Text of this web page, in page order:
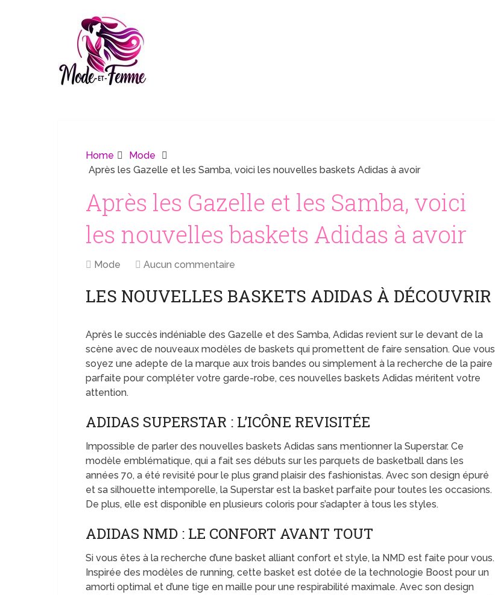
Home
Mode
Après les Gazelle et les Samba, voici les nouvelles baskets Adidas à avoir
Après les Gazelle et les Samba, voici
les nouvelles baskets Adidas à avoir
Mode Aucun commentaire
LES NOUVELLES BASKETS ADIDAS À DÉCOUVRIR
Après le succès indéniable des Gazelle et des Samba, Adidas revient sur le devant de la
scène avec de nouveaux modèles de baskets qui promettent de faire sensation. Que vous
soyez une adepte de la marque aux trois bandes ou simplement à la recherche de la paire
parfaite pour compléter votre garde-robe, ces nouvelles baskets Adidas méritent votre
attention.
ADIDAS SUPERSTAR : L’ICÔNE REVISITÉE
Impossible de parler des nouvelles baskets Adidas sans mentionner la Superstar. Ce
modèle emblématique, qui a fait ses débuts sur les parquets de basketball dans les
années 70, a été revisité pour le plus grand plaisir des fashionistas. Avec son design épuré
et sa silhouette intemporelle, la Superstar est la basket parfaite pour toutes les occasions.
De plus, elle est disponible en plusieurs coloris pour s’adapter à tous les styles.
ADIDAS NMD : LE CONFORT AVANT TOUT
Si vous êtes à la recherche d’une basket alliant confort et style, la NMD est faite pour vous.
Inspirée des modèles de running, cette basket est dotée de la technologie Boost pour un
amorti optimal et d’une tige en maille pour une respirabilité maximale. Avec son design